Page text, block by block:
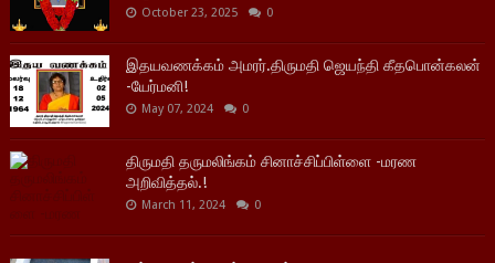
October 23, 2025 0
இதயவணக்கம் அமரர்.திருமதி ஜெயந்தி கீதபொன்கலன்
-யேர்மனி!
May 07, 2024 0
திருமதி தருமலிங்கம் சினாச்சிப்பிள்ளை -மரண
அறிவித்தல்.!
March 11, 2024 0